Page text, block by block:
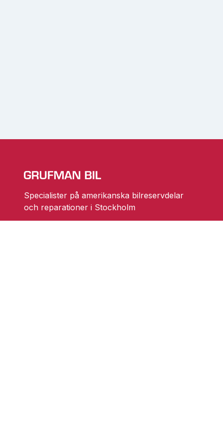
Specialister på amerikanska bilreservdelar
och reparationer i Stockholm